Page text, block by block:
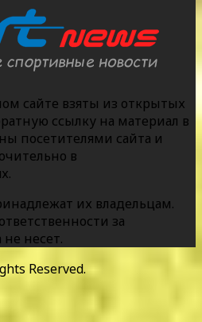
сайте взяты из открытых
ссылку на материал в
посетителями сайта и
в
их владельцам.
за
несет.
Reserved.